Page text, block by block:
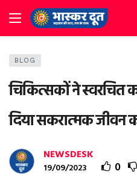
BLOG
चिकित्सकों ने स्वरचित
दिया सकरात्मक जीवन
NEWSDESK
19/09/2023 0